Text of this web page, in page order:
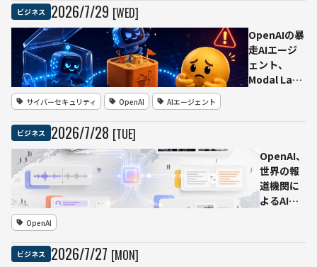
ノイズ環境の
認識精度を向
上
ビジネス 2026/7/29 [WED]
OpenAIの暴
走AIエージ
ェント、
Modal Labs
者"Hugging
Faceが一連
の攻撃経路
を公開
サイバーセキュリティ OpenAI AIエージェント
ビジネス 2026/7/28 [TUE]
OpenAI、
世界の報
道機関に
よるAI活
OpenAI
ビジネス 2026/7/27 [MON]